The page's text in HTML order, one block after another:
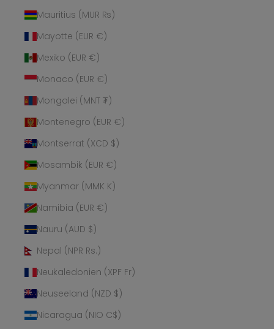
Mauritius (MUR ₨)
Mayotte (EUR €)
Mexiko (EUR €)
Monaco (EUR €)
Mongolei (MNT ₮)
Montenegro (EUR €)
Montserrat (XCD $)
Mosambik (EUR €)
Myanmar (MMK K)
Namibia (EUR €)
Nauru (AUD $)
Nepal (NPR Rs.)
Neukaledonien (XPF Fr)
Neuseeland (NZD $)
Nicaragua (NIO C$)